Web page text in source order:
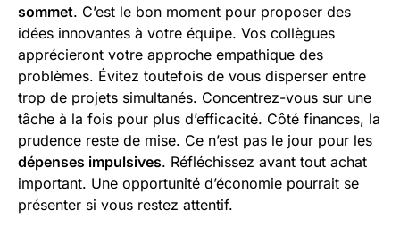
sommet. C’est le bon moment pour proposer des
idées innovantes à votre équipe. Vos collègues
apprécieront votre approche empathique des
problèmes. Évitez toutefois de vous disperser entre
trop de projets simultanés. Concentrez-vous sur une
tâche à la fois pour plus d’efficacité. Côté finances, la
prudence reste de mise. Ce n’est pas le jour pour les
dépenses impulsives. Réfléchissez avant tout achat
important. Une opportunité d’économie pourrait se
présenter si vous restez attentif.